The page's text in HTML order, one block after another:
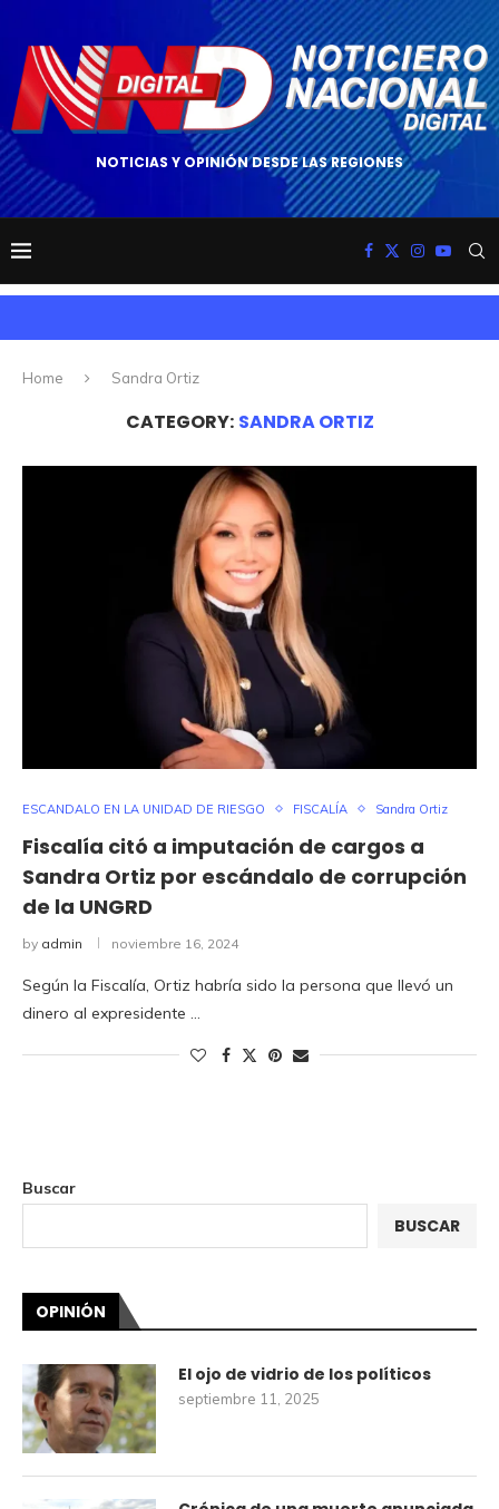
NOTICIAS Y OPINIÓN DESDE LAS REGIONES
Home Sandra Ortiz
CATEGORY: SANDRA ORTIZ
ESCANDALO EN LA UNIDAD DE RIESGO FISCALÍA Sandra Ortiz
Fiscalía citó a imputación de cargos a
Sandra Ortiz por escándalo de corrupción
de la UNGRD
by admin noviembre 16, 2024
Según la Fiscalía, Ortiz habría sido la persona que llevó un
dinero al expresidente …
Buscar
BUSCAR
OPINIÓN
El ojo de vidrio de los políticos
septiembre 11, 2025